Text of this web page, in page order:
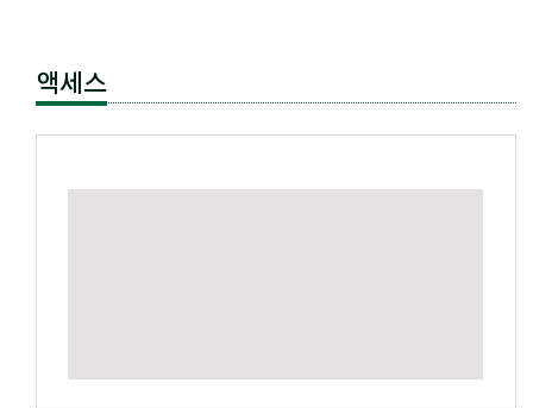
액세스